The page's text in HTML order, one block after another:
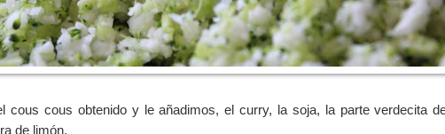
cous cous obtenido y le añadimos, el curry, la soja, la parte verdecita
de limón.